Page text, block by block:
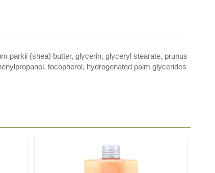
parkii (shea) butter, glycerin, glyceryl stearate, prunus
tocopherol, hydrogenated palm glycerides